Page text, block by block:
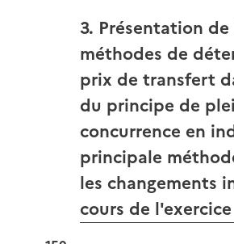
3. Présentation
méthodes de
prix de transfert
du principe de
concurrence en
principale
les changements
cours de l'exercice